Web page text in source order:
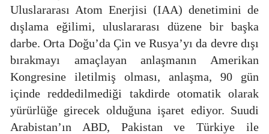
Uluslararası Atom Enerjisi (IAA) denetimini de
dışlama eğilimi, uluslararası düzene bir başka
darbe. Orta Doğu’da Çin ve Rusya’yı da devre dışı
bırakmayı amaçlayan anlaşmanın Amerikan
Kongresine iletilmiş olması, anlaşma, 90 gün
içinde reddedilmediği takdirde otomatik olarak
yürürlüğe girecek olduğuna işaret ediyor. Suudi
Arabistan’ın ABD, Pakistan ve Türkiye ile